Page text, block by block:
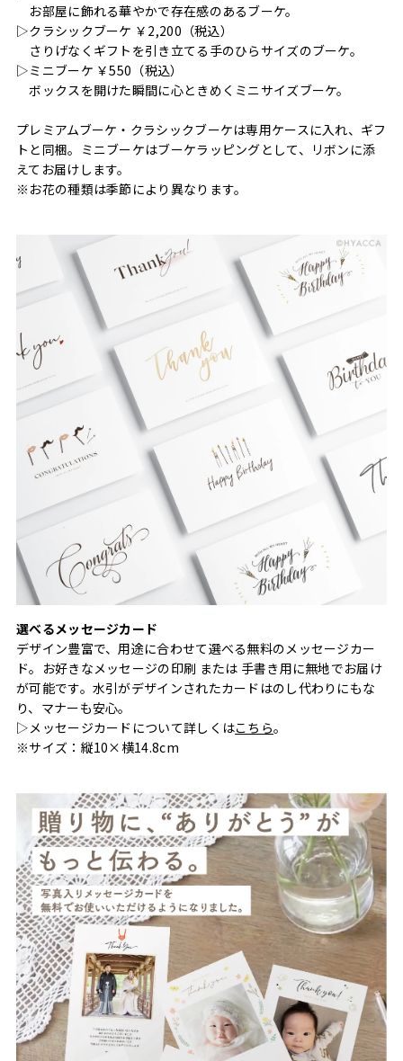
お部屋に飾れる華やかで存在感のあるブーケ。
▷クラシックブーケ ￥2,200（税込）
さりげなくギフトを引き立てる手のひらサイズのブーケ。
▷ミニブーケ ￥550（税込）
ボックスを開けた瞬間に心ときめくミニサイズブーケ。
プレミアムブーケ・クラシックブーケは専用ケースに入れ、ギフ
トと同梱。ミニブーケはブーケラッピングとして、リボンに添
えてお届けします。
※お花の種類は季節により異なります。
選べるメッセージカード
デザイン豊富で、用途に合わせて選べる無料のメッセージカー
ド。お好きなメッセージの印刷 または 手書き用に無地でお届け
が可能です。水引がデザインされたカードはのし代わりにもな
り、マナーも安心。
▷メッセージカードについて詳しくはこちら。
※サイズ：縦10×横14.8cm